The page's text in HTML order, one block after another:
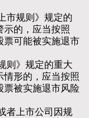
规则》规定的
示的，应当按照
票可能被实施退市
》规定的重大
情形的，应当按照
票被实施退市风险
上市公司因规